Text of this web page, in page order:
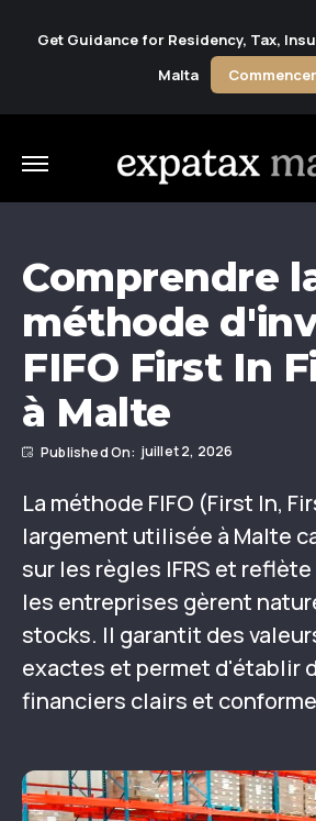
Get Guidance for Residency, Tax,
Malta
Commencer
Comprendre
méthode
FIFO First In
à Malte
juillet 2, 2026
La méthode FIFO (First In,
largement utilisée à Malte
sur les règles IFRS et
les entreprises gèrent
stocks. Il garantit des
exactes et permet d'établir
financiers clairs et